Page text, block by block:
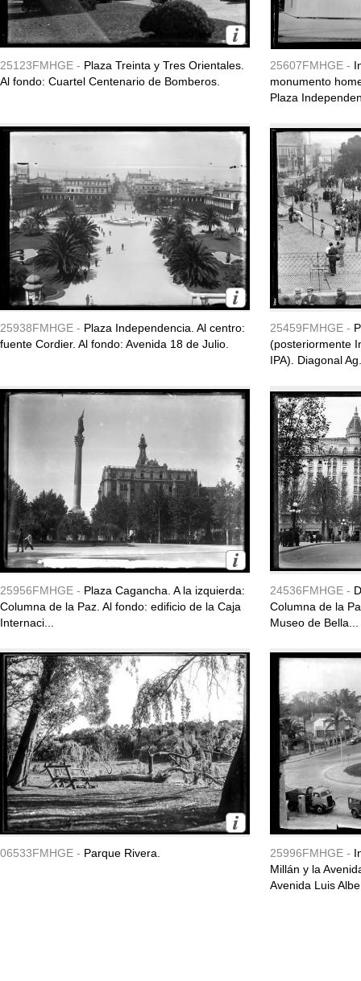
25123FMHGE - Plaza Treinta y Tres Orientales.
Al fondo: Cuartel Centenario de Bomberos.
25607FMHGE -
monumento
Plaza
25938FMHGE - Plaza Independencia. Al centro:
fuente Cordier. Al fondo: Avenida 18 de Julio.
25459FMHGE -
(posteriormente
IPA). Diagonal
25956FMHGE - Plaza Cagancha. A la izquierda:
Columna de la Paz. Al fondo: edificio de la Caja
Internaci...
24536FMHGE -
Columna de la
Museo de Bella...
06533FMHGE - Parque Rivera. 25996FMHGE -
Millán y la
Avenida Luis